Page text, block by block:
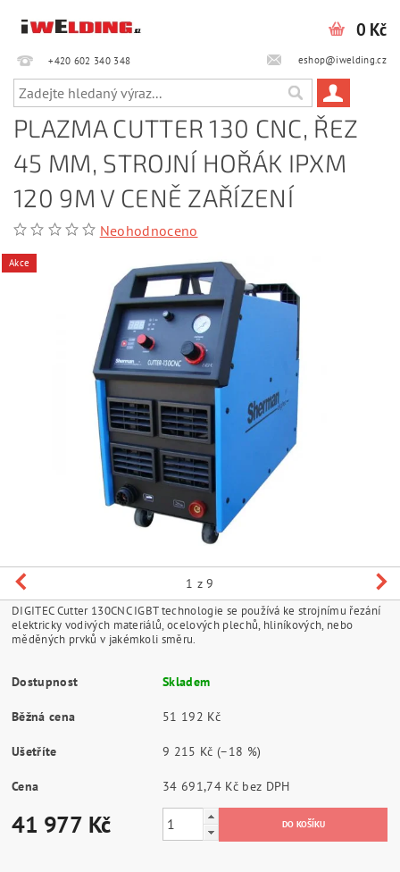
+420 602 340 348‎‎ eshop@iwelding.cz
0 Kč
PLAZMA CUTTER 130 CNC, ŘEZ
45 MM, STROJNÍ HOŘÁK IPXM
120 9M V CENĚ ZAŘÍZENÍ
Neohodnoceno
Akce
1 z 9
DIGITEC Cutter 130CNC IGBT technologie se používá ke strojnímu řezání
elektricky vodivých materiálů, ocelových plechů, hliníkových, nebo
měděných prvků v jakémkoli směru.
Dostupnost Skladem
Běžná cena 51 192 Kč
Ušetříte 9 215 Kč (–18 %)
Cena 34 691,74 Kč bez DPH
41 977 Kč